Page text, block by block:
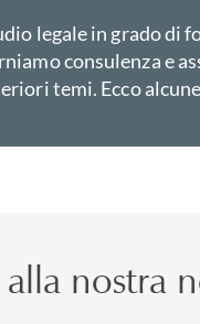
legale in grado di
consulenza e
temi. Ecco
nostra